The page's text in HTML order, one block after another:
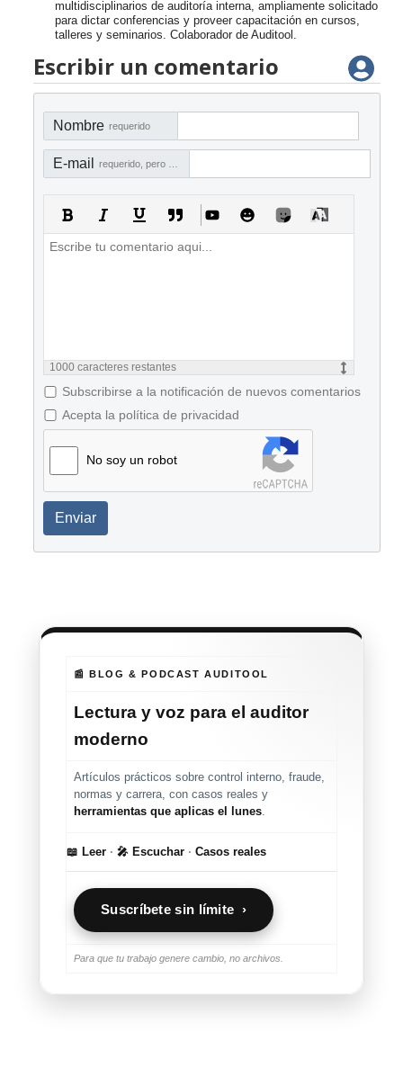
multidisciplinarios de auditoría interna, ampliamente solicitado
para dictar conferencias y proveer capacitación en cursos,
talleres y seminarios. Colaborador de Auditool.
Escribir un comentario
Nombre requerido
E-mail
1000 caracteres restantes
Subscribirse a la notificación de nuevos comentarios
Acepta la política de privacidad
No soy un robot
Enviar
📰 BLOG & PODCAST AUDITOOL
Lectura y voz para el auditor
moderno
Artículos prácticos sobre control interno, fraude,
normas y carrera, con casos reales y
herramientas que aplicas el lunes.
📖 Leer · 🎤 Escuchar · Casos reales
Suscríbete sin límite ›
Para que tu trabajo genere cambio, no archivos.